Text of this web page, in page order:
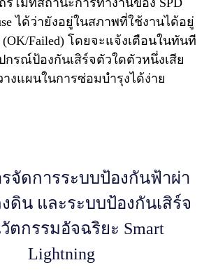
ได้ว่ายังอยู่ในสภาพที่ใช้งานได้อยู่
Failed) โดยจะแจ้งเตือนในทันที
กรณ์ป้องกันเสิร์จตัวใดตัวหนึ่งเสีย
างแผนในการซ่อมบำรุงได้ง่าย
จัดการระบบป้องกันฟ้าผ่า
ดิน และระบบป้องกันเสิร์จ
ตกรรมอัจฉริยะ Smart
Lightning